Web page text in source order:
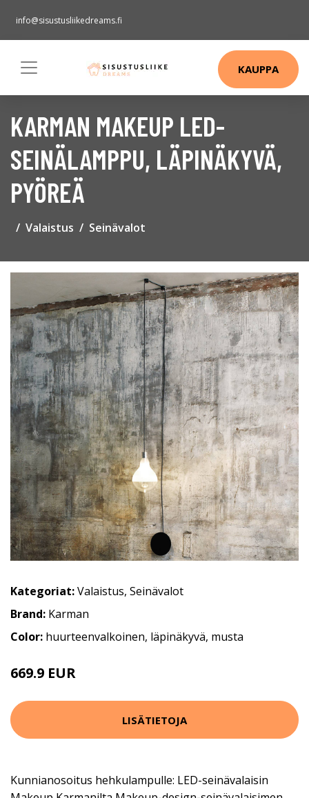
info@sisustusliikedreams.fi
KAUPPA
KARMAN MAKEUP LED-
SEINÄLAMPPU, LÄPINÄKYVÄ,
PYÖREÄ
Valaistus Seinävalot
Kategoriat:Valaistus, Seinävalot
Brand: Karman
Color: huurteenvalkoinen, läpinäkyvä, musta
669.9 EUR
LISÄTIETOJA
Kunnianosoitus hehkulampulle: LED-seinävalaisin